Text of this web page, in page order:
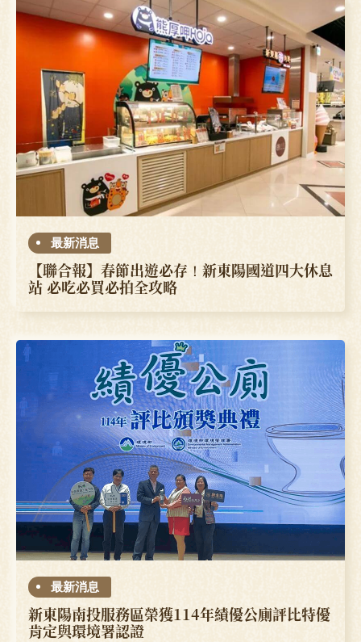
最新消息
【聯合報】春節出遊必存！新東陽國道四大休息
站 必吃必買必拍全攻略
最新消息
新東陽南投服務區榮獲114年績優公廁評比特優
肯定與環境署認證